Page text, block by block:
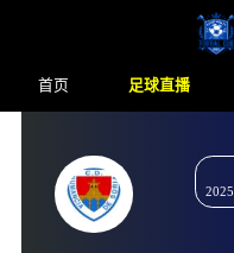
首页 足球直播